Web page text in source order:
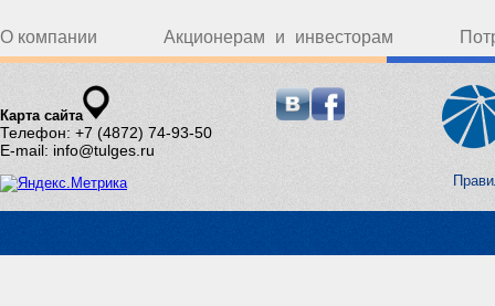
О компании Акционерам и инвесторам
Карта сайта
Телефон: +7 (4872) 74-93-50
E-mail: info@tulges.ru